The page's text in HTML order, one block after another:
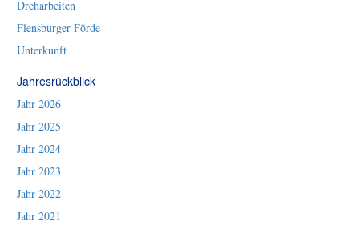
Dreharbeiten
Flensburger Förde
Unterkunft
Jahresrückblick
Jahr 2026
Jahr 2025
Jahr 2024
Jahr 2023
Jahr 2022
Jahr 2021